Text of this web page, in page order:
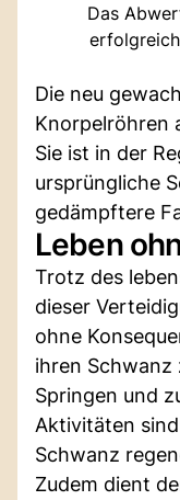
Das
Die neu
Knorpelröhren
Sie ist in der
ursprüngliche
gedämpftere
Leben
Trotz des
dieser
ohne
ihren Schwanz
Springen und
Aktivitäten
Schwanz
Zudem dient